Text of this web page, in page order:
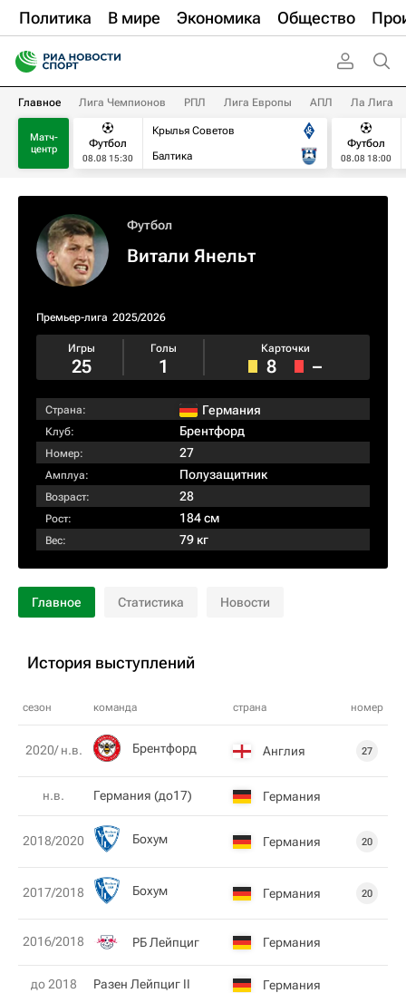
Политика В мире Экономика Общество
Главное Лига Чемпионов РПЛ Лига Европы АПЛ Ла Лига
Матч-
центр
Футбол
08.08 15:30
Крылья Советов
Балтика
Футбол
08.08 18:00
Футбол
Витали Янельт
Премьер-лига 2025/2026
Игры
25
Голы
1
Карточки
8 –
Страна: Германия
Клуб: Брентфорд
Номер: 27
Амплуа: Полузащитник
Возраст: 28
Рост: 184 см
Вес: 79 кг
Главное Статистика Новости
История выступлений
сезон команда страна номер
2020/ н.в. Брентфорд Англия 27
н.в. Германия (до17) Германия
2018/2020 Бохум Германия 20
2017/2018 Бохум Германия 20
2016/2018 РБ Лейпциг Германия
до 2018 Разен Лейпциг II Германия